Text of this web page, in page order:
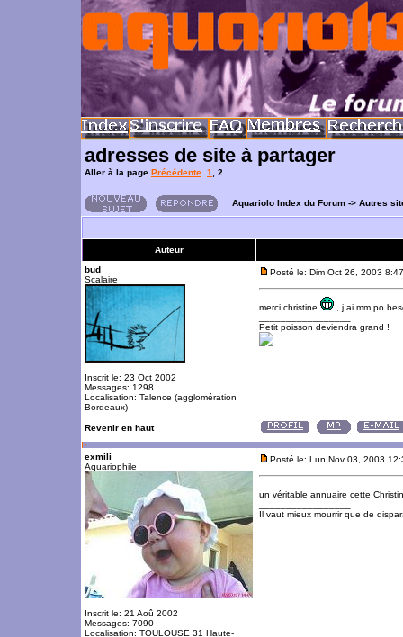
adresses de site à partager
Aller à la page Précédente 1 2
Aquariolo Index du Forum -> Autres
Auteur
bud
Scalaire
Inscrit le: 23 Oct 2002
Messages: 1298
Localisation: Talence (agglomération
Bordeaux)
Posté le: Dim Oct 26, 2003
merci christine
, j ai mm po
Petit poisson deviendra grand !
Revenir en haut
exmili
Aquariophile
Inscrit le: 21 Aoû 2002
Messages: 7090
Localisation: TOULOUSE 31 Haute-
Posté le: Lun Nov 03, 2003
un véritable annuaire cette
Il vaut mieux mourrir que de